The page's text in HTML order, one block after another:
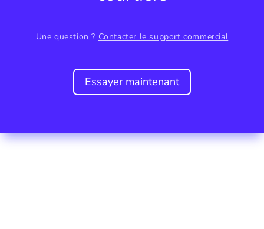
Une question ? Contacter le support commercial
Essayer maintenant